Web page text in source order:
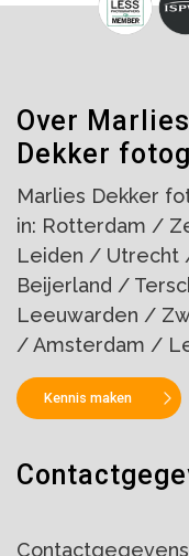
Over Marlies
Dekker
Marlies Dekker
in: Rotterdam /
Leiden / Utrecht
Beijerland /
Leeuwarden /
/ Amsterdam /
Kennis maken